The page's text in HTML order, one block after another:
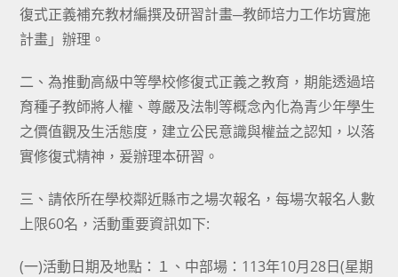
復式正義補充教材編撰及研習計畫─教師培力工作坊實施
計畫」辦理。
二、為推動高級中等學校修復式正義之教育，期能透過培
育種子教師將人權、尊嚴及法制等概念內化為青少年學生
之價值觀及生活態度，建立公民意識與權益之認知，以落
實修復式精神，爰辦理本研習。
三、請依所在學校鄰近縣市之場次報名，每場次報名人數
上限60名，活動重要資訊如下:
(一)活動日期及地點：１、中部場：113年10月28日(星期